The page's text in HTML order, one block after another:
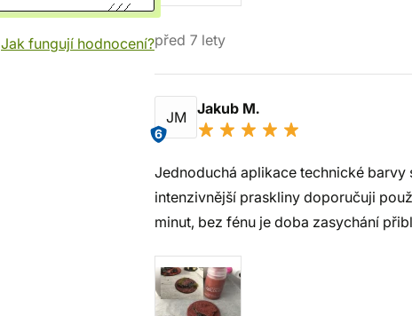
Jak fungují hodnocení?před 7 lety
JM
6
Jakub M.
Jednoduchá aplikace technické
intenzivnější praskliny doporučuji
minut, bez fénu je doba zasychání